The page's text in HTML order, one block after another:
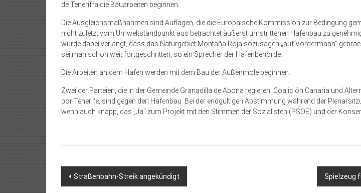
de Teneriffa die Bauarbeiten beginnen.
Die Ausgleichsmaßnahmen sind Auflagen, die die Europä­ische Kommission zur Bedingung
nicht zuletzt vom Umweltstandpunkt aus betrachtet äu­ßerst umstrittenen Hafenbau zu
wurde dabei verlangt, dass das Naturgebiet Montaña Roja sozusagen „auf Vordermann“
sei man schon weit fortgeschritten, so ein Sprecher der Hafenbehörde.
Die Arbeiten an dem Hafen werden mit dem Bau der Au­ßenmole beginnen.
Zwei der Parteien, die in der Gemeinde Granadilla de Abona regieren, Coalición Canaria und
por Tenerife, sind gegen den Hafenbau. Bei der endgültigen Abstimmung während der
wenn auch knapp, das „Ja“ zum Projekt mit den Stimmen der Sozialisten (PSOE) und der
Beitragsnavigation
Straßenbahn-Streik angekündigt Spielzeug